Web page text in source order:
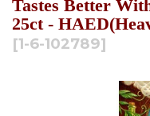
Tastes Better
25ct -
[1-6-102789]